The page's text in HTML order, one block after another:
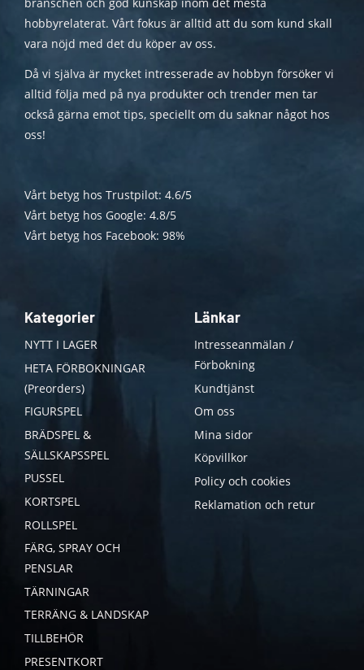
branschen och god kunskap inom det mesta
hobbyrelaterat. Vårt fokus är alltid att du som kund skall
vara nöjd med det du köper av oss.
Då vi själva är mycket intresserade av hobbyn försöker vi
alltid följa med på nya produkter och trender men tar
också gärna emot tips, speciellt om du saknar något hos
oss!
Vårt betyg hos Trustpilot: 4.6/5
Vårt betyg hos Google: 4.8/5
Vårt betyg hos Facebook: 98%
Kategorier
NYTT I LAGER
HETA FÖRBOKNINGAR
(Preorders)
FIGURSPEL
BRÄDSPEL &
SÄLLSKAPSSPEL
PUSSEL
KORTSPEL
ROLLSPEL
FÄRG, SPRAY OCH
PENSLAR
TÄRNINGAR
TERRÄNG & LANDSKAP
TILLBEHÖR
PRESENTKORT
Länkar
Intresseanmälan /
Förbokning
Kundtjänst
Om oss
Mina sidor
Köpvillkor
Policy och cookies
Reklamation och retur